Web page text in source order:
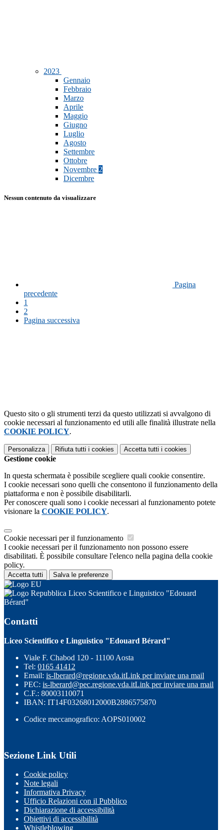
2023
Gennaio
Febbraio
Marzo
Aprile
Maggio
Giugno
Luglio
Agosto
Settembre
Ottobre
Novembre 2
Dicembre
Nessun contenuto da visualizzare
Pagina
precedente
1
2
Pagina successiva
Questo sito o gli strumenti terzi da questo utilizzati si avvalgono di
cookie necessari al funzionamento ed utili alle finalità illustrate nella
COOKIE POLICY.
Personalizza Rifiuta tutti i cookies Accetta tutti i cookies
Gestione cookie
In questa schermata è possibile scegliere quali cookie consentire.
I cookie necessari sono quelli che consentono il funzionamento della
piattaforma e non è possibile disabilitarli.
Per conoscere quali sono i cookie necessari al funzionamento potete
visionare la COOKIE POLICY.
Cookie necessari per il funzionamento
I cookie necessari per il funzionamento non possono essere
disabilitati. È possibile consultare l'elenco nella pagina della cookie
policy.
Accetta tutti Salva le preferenze
Liceo Scientifico e Linguistico "Edouard
Bérard"
Contatti
Liceo Scientifico e Linguistico "Edouard Bérard"
Viale F. Chabod 120 - 11100 Aosta
Tel: 0165 41412
Email: is-lberard@regione.vda.itLink per inviare una mail
PEC: is-lberard@pec.regione.vda.itLink per inviare una mail
C.F.: 80003110071
IBAN: IT14F03268012000B2886575870
Codice meccanografico: AOPS010002
Sezione Link Utili
Cookie policy
Note legali
Informativa Privacy
Ufficio Relazioni con il Pubblico
Dichiarazione di accessibilità
Obiettivi di accessibilità
Whistleblowing